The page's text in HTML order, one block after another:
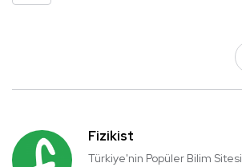
Fizikist
Türkiye'nin Popüler Bilim Sitesi